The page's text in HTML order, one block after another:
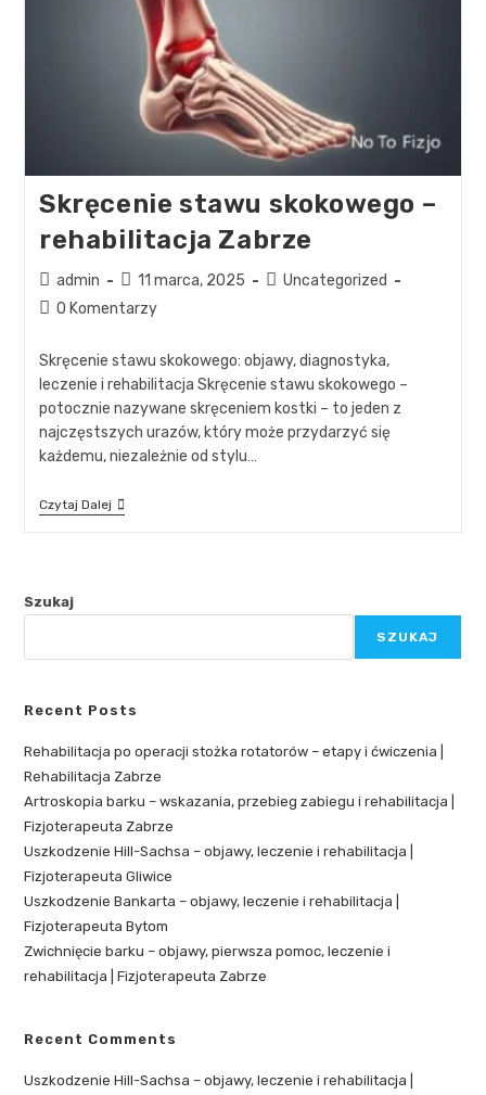
Skręcenie stawu skokowego –
rehabilitacja Zabrze
admin 11 marca, 2025
Uncategorized
0 Komentarzy
Skręcenie stawu skokowego: objawy, diagnostyka,
leczenie i rehabilitacja Skręcenie stawu skokowego –
potocznie nazywane skręceniem kostki – to jeden z
najczęstszych urazów, który może przydarzyć się
każdemu, niezależnie od stylu…
Czytaj Dalej
Szukaj
SZUKAJ
Recent Posts
Rehabilitacja po operacji stożka rotatorów – etapy i ćwiczenia |
Rehabilitacja Zabrze
Artroskopia barku – wskazania, przebieg zabiegu i rehabilitacja |
Fizjoterapeuta Zabrze
Uszkodzenie Hill-Sachsa – objawy, leczenie i rehabilitacja |
Fizjoterapeuta Gliwice
Uszkodzenie Bankarta – objawy, leczenie i rehabilitacja |
Fizjoterapeuta Bytom
Zwichnięcie barku – objawy, pierwsza pomoc, leczenie i
rehabilitacja | Fizjoterapeuta Zabrze
Recent Comments
Uszkodzenie Hill-Sachsa – objawy, leczenie i rehabilitacja |